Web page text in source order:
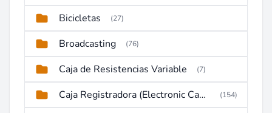
Bicicletas (27)
Broadcasting (76)
Caja de Resistencias Variable (7)
Caja Registradora (Electronic Cash Register) (154)